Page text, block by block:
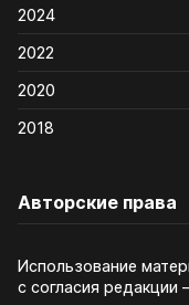
2024
2022
2020
2018
Авторские права
Использование
с согласия редакции